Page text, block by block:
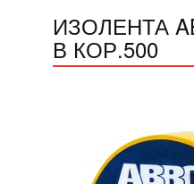
ИЗОЛЕНТА
В КОР.500